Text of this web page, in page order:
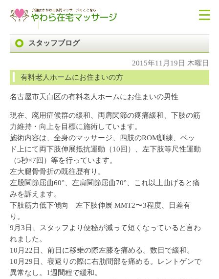
スタッフブログ
2015年11月19日 木曜日
有料老人ホームにお住まいの方
名古屋市天白区の有料老人ホームにお住まいの男性
現在、廃用症候群の緩和、両肩関節の疼痛緩和、下肢の筋
力維持・向上を目標に施術しています。
施術内容は、全身のマッサージ、四肢のROM訓練、ベッ
ド上にて両下肢伸展抵抗運動（10回）、左下肢等尺性運動
（5秒×7回）等を行っています。
左大腿骨骨折の既往歴有り。
左股関節屈曲60°、左肩関節屈曲70°、これ以上曲げると痛
みを訴えます。
下肢筋力低下傾向 左下肢伸展 MMT2〜3程度、日差有
り。
9月3日、スタッフより便秘が減って短くなっていると言わ
れました。
10月22日、前日に移乗の際左膝を痛める。数日で緩和。
10月29日、寝返りの際に右肋間部を痛める。レントゲンで
異常なし。1週間程で緩和。